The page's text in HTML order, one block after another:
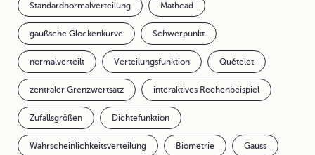
Standardnormalverteilung Mathcad
gaußsche Glockenkurve Schwerpunkt
normalverteilt Verteilungsfunktion Quételet
zentraler Grenzwertsatz interaktives Rechenbeispiel
Zufallsgrößen Dichtefunktion
Wahrscheinlichkeitsverteilung Biometrie Gauss